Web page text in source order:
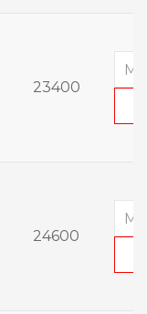
23400
24600